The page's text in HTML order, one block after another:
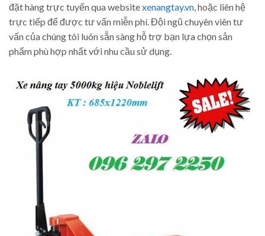
đặt hàng trực tuyến qua websitexenangtay.vn, hoặc liên hệ
trực tiếp để được tư vấn miễn phí. Đội ngũ chuyên viên tư
vấn của chúng tôi luôn sẵn sàng hỗ trợ bạn lựa chọn sản
phẩm phù hợp nhất với nhu cầu sử dụng.